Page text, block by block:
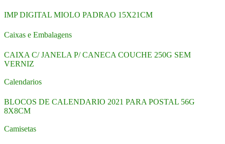
IMP DIGITAL MIOLO PADRAO 15X21CM
Caixas e Embalagens
CAIXA C/ JANELA P/ CANECA COUCHE 250G SEM
VERNIZ
Calendarios
BLOCOS DE CALENDARIO 2021 PARA POSTAL 56G
8X8CM
Camisetas